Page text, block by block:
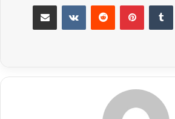
لينكدإن بينتيريست